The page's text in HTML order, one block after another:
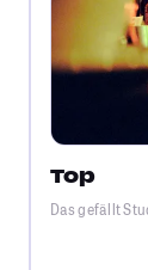
Top
Das gefällt